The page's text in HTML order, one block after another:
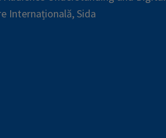
Internațională, Sida